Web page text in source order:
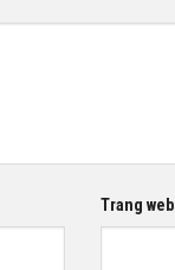
Trang web